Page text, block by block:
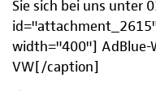
Sie sich bei uns unter
width="400"]
AdBlue-
VW[/caption]